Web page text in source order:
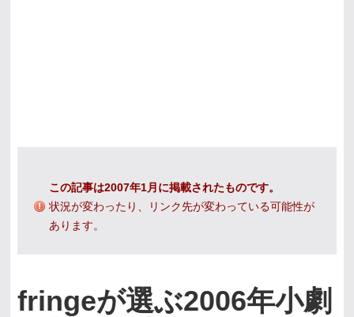
この記事は2007年1月に掲載されたものです。
状況が変わったり、リンク先が変わっている可能性が
あります。
fringeが選ぶ2006年小劇